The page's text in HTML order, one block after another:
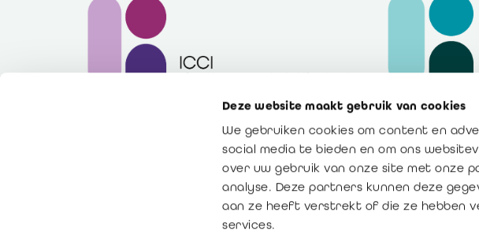
Deze website maakt gebruik van cookies
We gebruiken cookies om content en
social media te bieden en om ons
over uw gebruik van onze site met onze
analyse. Deze partners kunnen deze
aan ze heeft verstrekt of die ze hebben
services.